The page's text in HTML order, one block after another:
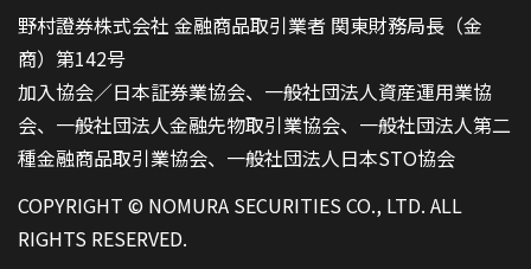
野村證券株式会社 金融商品取引業者 関東財務局長（金
商）第142号
加入協会／日本証券業協会、一般社団法人資産運用業協
会、一般社団法人金融先物取引業協会、一般社団法人第二
種金融商品取引業協会、一般社団法人日本STO協会
COPYRIGHT © NOMURA SECURITIES CO., LTD. ALL
RIGHTS RESERVED.